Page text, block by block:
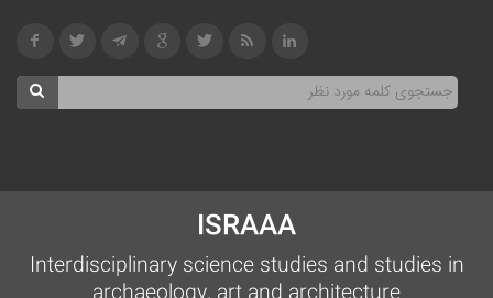
ISRAAA
Interdisciplinary science studies and studies in